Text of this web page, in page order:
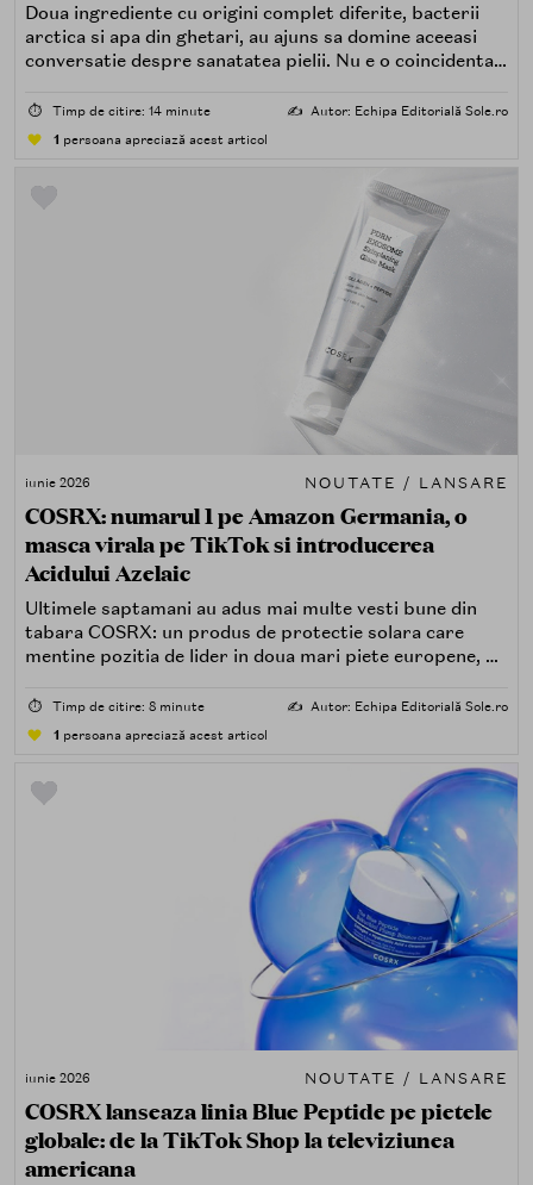
Doua ingrediente cu origini complet diferite, bacterii
arctica si apa din ghetari, au ajuns sa domine aceeasi
conversatie despre sanatatea pielii. Nu e o coincidenta
industria coreeana a observat-o primele, iar datele o
confirma.
⏱️ Timp de citire: 14 minute ✍️ Autor: Echipa Editorială Sole.ro
1 persoana apreciază acest articol
iunie 2026 NOUTATE / LANSARE
COSRX: numarul 1 pe Amazon Germania, o
masca virala pe TikTok si introducerea
Acidului Azelaic
Ultimele saptamani au adus mai multe vesti bune din
tabara COSRX: un produs de protectie solara care
mentine pozitia de lider in doua mari piete europene, o
TikTok, un ingredient-vedeta al sezonului si un update
de ambalaj conform noilor cerinte europene. Iata tot ce
⏱️ Timp de citire: 8 minute ✍️ Autor: Echipa Editorială Sole.ro
1 persoana apreciază acest articol
iunie 2026 NOUTATE / LANSARE
COSRX lanseaza linia Blue Peptide pe pietele
globale: de la TikTok Shop la televiziunea
americana